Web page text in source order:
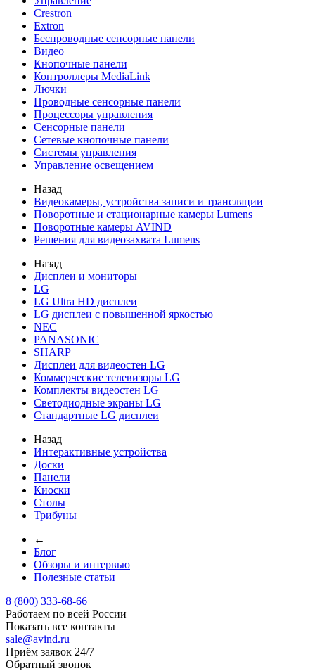
Crestron
Extron
Беспроводные сенсорные панели
Видео
Кнопочные панели
Контроллеры MediaLink
Лючки
Проводные сенсорные панели
Процессоры управления
Сенсорные панели
Сетевые кнопочные панели
Системы управления
Управление освещением
Назад
Видеокамеры, устройства записи и трансляции
Поворотные и стационарные камеры Lumens
Поворотные камеры AVIND
Решения для видеозахвата Lumens
Назад
Дисплеи и мониторы
LG
LG Ultra HD дисплеи
LG дисплеи с повышенной яркостью
NEC
PANASONIC
SHARP
Дисплеи для видеостен LG
Коммерческие телевизоры LG
Комплекты видеостен LG
Светодиодные экраны LG
Стандартные LG дисплеи
Назад
Интерактивные устройства
Доски
Панели
Киоски
Столы
Трибуны
←
Блог
Обзоры и интервью
Полезные статьи
8 (800) 333-68-66
Работаем по всей России
Показать все контакты
sale@avind.ru
Приём заявок 24/7
Обратный звонок